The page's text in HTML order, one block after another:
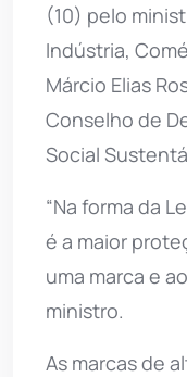
(10) pelo
Indústria,
Márcio Elias
Conselho de
Social
“Na forma da
é a maior
uma marca e
ministro.
As marcas de